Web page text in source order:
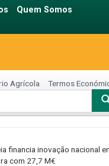
Quem Somos
Agrícola Termos
financia inovação nacional
com 27,7 M€